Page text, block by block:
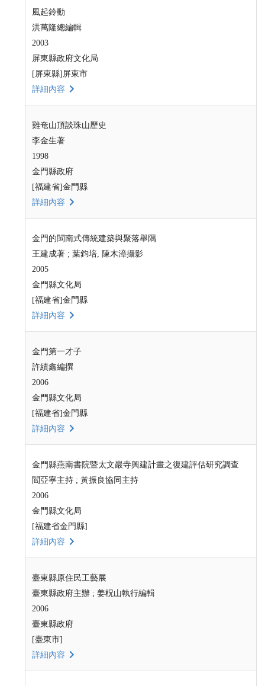
風起鈴動
洪萬隆總編輯
2003
屏東縣政府文化局
[屏東縣]屏東市
詳細內容
雞奄山頂談珠山歷史
李金生著
1998
金門縣政府
[福建省]金門縣
詳細內容
金門的閩南式傳統建築與聚落舉隅
王建成著 ; 葉鈞培, 陳木漳攝影
2005
金門縣文化局
[福建省]金門縣
詳細內容
金門第一才子
許績鑫編撰
2006
金門縣文化局
[福建省]金門縣
詳細內容
金門縣燕南書院暨太文巖寺興建計畫之復建評估研究調查
閻亞寧主持 ; 黃振良協同主持
2006
金門縣文化局
[福建省金門縣]
詳細內容
臺東縣原住民工藝展
臺東縣政府主辦 ; 姜柷山執行編輯
2006
臺東縣政府
[臺東市]
詳細內容